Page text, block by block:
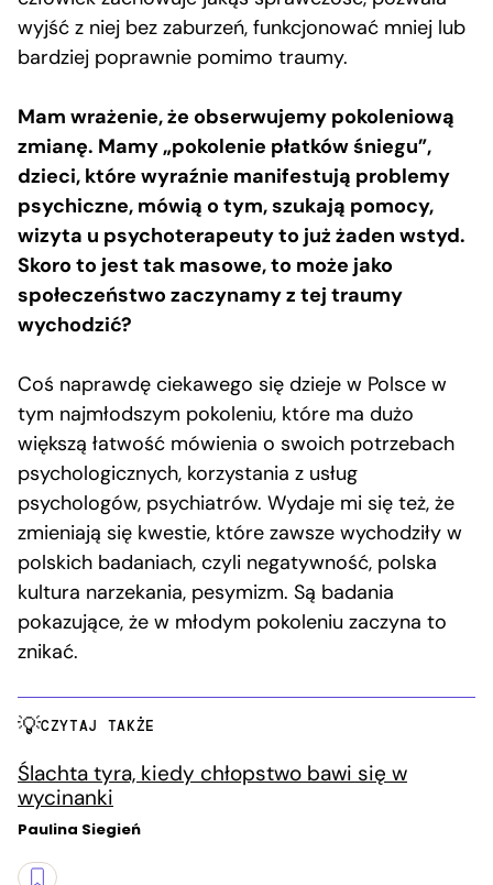
wyjść z niej bez zaburzeń, funkcjonować mniej lub
bardziej poprawnie pomimo traumy.
Mam wrażenie, że obserwujemy pokoleniową
zmianę. Mamy „pokolenie płatków śniegu”,
dzieci, które wyraźnie manifestują problemy
psychiczne, mówią o tym, szukają pomocy,
wizyta u psychoterapeuty to już żaden wstyd.
Skoro to jest tak masowe, to może jako
społeczeństwo zaczynamy z tej traumy
wychodzić?
Coś naprawdę ciekawego się dzieje w Polsce w
tym najmłodszym pokoleniu, które ma dużo
większą łatwość mówienia o swoich potrzebach
psychologicznych, korzystania z usług
psychologów, psychiatrów. Wydaje mi się też, że
zmieniają się kwestie, które zawsze wychodziły w
polskich badaniach, czyli negatywność, polska
kultura narzekania, pesymizm. Są badania
pokazujące, że w młodym pokoleniu zaczyna to
znikać.
CZYTAJ TAKŻE
Ślachta tyra, kiedy chłopstwo bawi się w
wycinanki
Paulina Siegień